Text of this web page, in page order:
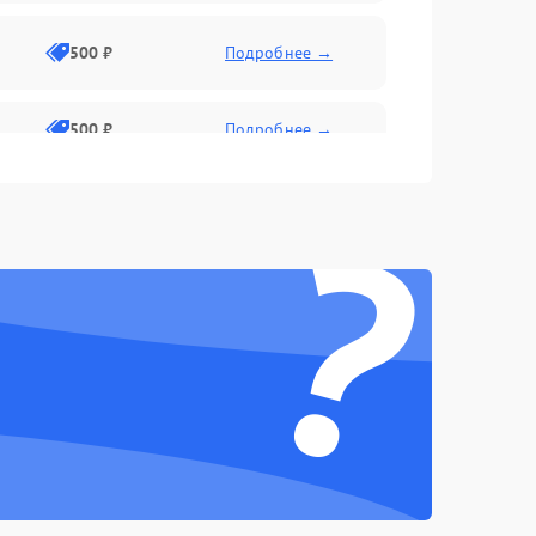
500 ₽ Подробнее →
500 ₽ Подробнее →
1000 ₽
Подробнее →
?